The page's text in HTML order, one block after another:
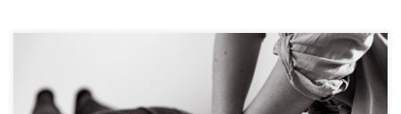
Find it, fix it, leave it Andrew T. Still Die osteopathische
Behandlung ist eine ganzheitliche Betrachtungsweise